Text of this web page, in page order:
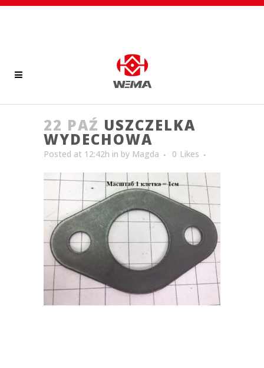
22 PAŹ USZCZELKA
WYDECHOWA
Posted at 12:42h in by Magda 0 Likes